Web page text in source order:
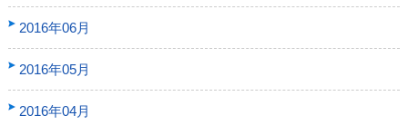
2016年06月
2016年05月
2016年04月